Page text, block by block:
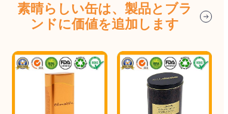
素晴らしい缶は、製品とブラ
ンドに価値を追加します